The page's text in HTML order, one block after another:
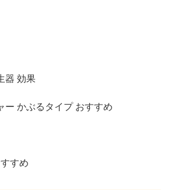
器 効果
ー かぶるタイプ おすすめ
すめ